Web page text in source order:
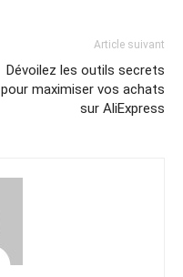
Article suivant
Dévoilez les outils secrets
pour maximiser vos achats
sur AliExpress